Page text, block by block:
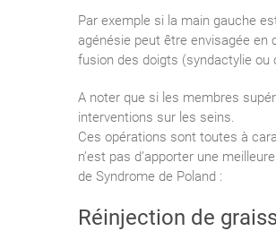
Par exemple si la main gauche
agénésie peut être envisagée en
fusion des doigts (syndactylie ou
A noter que si les membres
interventions sur les seins.
Ces opérations sont toutes à
n’est pas d’apporter une
de Syndrome de Poland :
Réinjection de